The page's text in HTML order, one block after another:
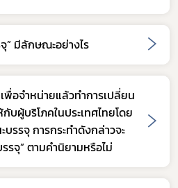
” มีลักษณะอย่างไร
พื่อจำหน่ายแล้วทำการเปลี่ยน
บผู้บริโภคในประเทศไทยโดย
รรจุ การกระทำดังกล่าวจะ
รจุ” ตามคำนิยามหรือไม่